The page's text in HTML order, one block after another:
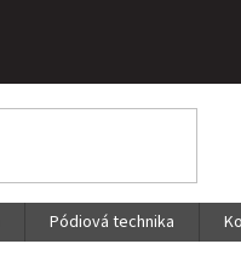
Pódiová technika